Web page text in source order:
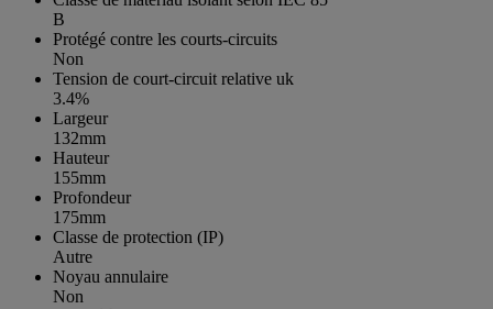
B
Protégé contre les courts-circuits
Non
Tension de court-circuit relative uk
3.4%
Largeur
132mm
Hauteur
155mm
Profondeur
175mm
Classe de protection (IP)
Autre
Noyau annulaire
Non